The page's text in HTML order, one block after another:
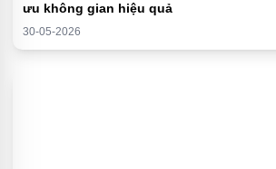
ưu không gian hiệu quả
30-05-2026